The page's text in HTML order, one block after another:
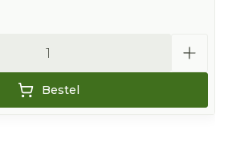
Bestel